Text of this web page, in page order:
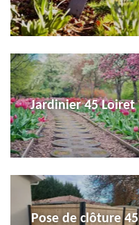
Jardinier 45 Loiret
Pose de clôture 45